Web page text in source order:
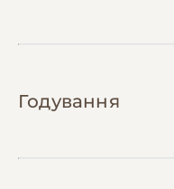
ретельної уваги,
Необхідно
утворенню
Годування